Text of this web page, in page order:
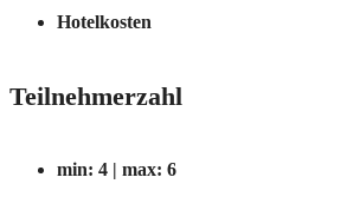
Hotelkosten
Teilnehmerzahl
min: 4 | max: 6